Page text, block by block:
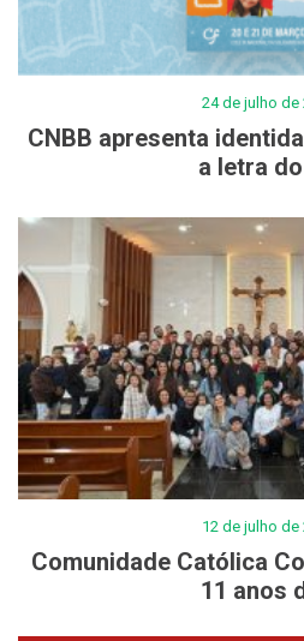
24 de julho de
CNBB apresenta
a letra
12 de julho de
Comunidade Católica
11 anos